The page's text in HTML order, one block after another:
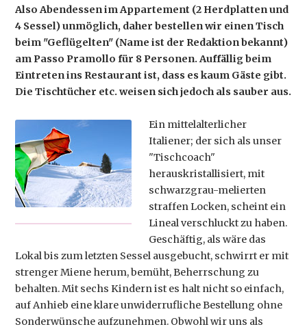
Also Abendessen im Appartement (2 Herdplatten und
4 Sessel) unmöglich, daher bestellen wir einen Tisch
beim "Geflügelten" (Name ist der Redaktion bekannt)
am Passo Pramollo für 8 Personen. Auffällig beim
Eintreten ins Restaurant ist, dass es kaum Gäste gibt.
Die Tischtücher etc. weisen sich jedoch als sauber aus.
Ein mittelalterlicher
Italiener; der sich als unser
"Tischcoach"
herauskristallisiert, mit
schwarzgrau-melierten
straffen Locken, scheint ein
Lineal verschluckt zu haben.
Geschäftig, als wäre das
Lokal bis zum letzten Sessel ausgebucht, schwirrt er mit
strenger Miene herum, bemüht, Beherrschung zu
behalten. Mit sechs Kindern ist es halt nicht so einfach,
auf Anhieb eine klare unwiderrufliche Bestellung ohne
Sonderwünsche aufzunehmen. Obwohl wir uns als